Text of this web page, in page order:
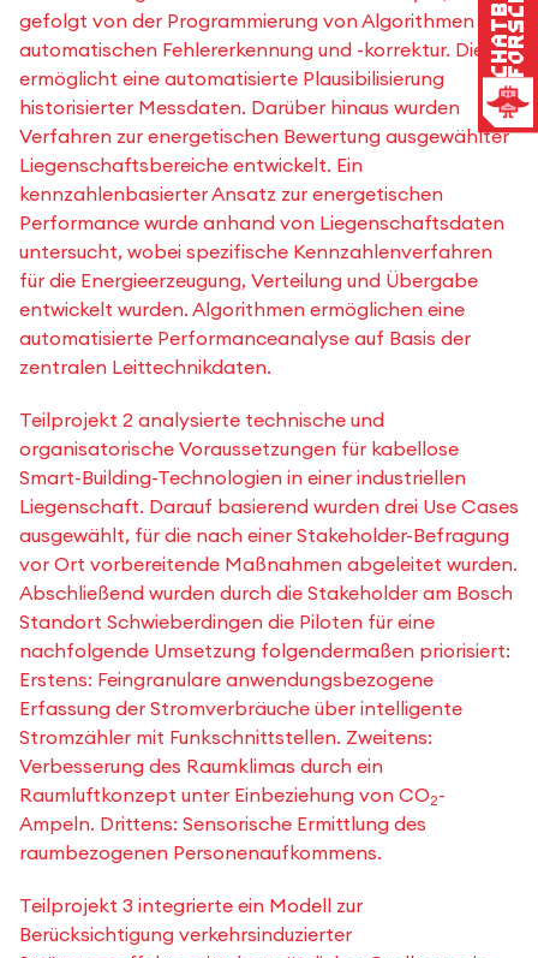
gefolgt von der Programmierung von Algorithmen zur
automatischen Fehlererkennung und -korrektur. Dies
ermöglicht eine automatisierte Plausibilisierung
historisierter Messdaten. Darüber hinaus wurden
Verfahren zur energetischen Bewertung ausgewählter
Liegenschaftsbereiche entwickelt. Ein
kennzahlenbasierter Ansatz zur energetischen
Performance wurde anhand von Liegenschaftsdaten
untersucht, wobei spezifische Kennzahlenverfahren
für die Energieerzeugung, Verteilung und Übergabe
entwickelt wurden. Algorithmen ermöglichen eine
automatisierte Performanceanalyse auf Basis der
zentralen Leittechnikdaten.
Teilprojekt 2 analysierte technische und
organisatorische Voraussetzungen für kabellose
Smart-Building-Technologien in einer industriellen
Liegenschaft. Darauf basierend wurden drei Use Cases
ausgewählt, für die nach einer Stakeholder-Befragung
vor Ort vorbereitende Maßnahmen abgeleitet wurden.
Abschließend wurden durch die Stakeholder am Bosch
Standort Schwieberdingen die Piloten für eine
nachfolgende Umsetzung folgendermaßen priorisiert:
Erstens: Feingranulare anwendungsbezogene
Erfassung der Stromverbräuche über intelligente
Stromzähler mit Funkschnittstellen. Zweitens:
Verbesserung des Raumklimas durch ein
Raumluftkonzept unter Einbeziehung von CO2-
Ampeln. Drittens: Sensorische Ermittlung des
raumbezogenen Personenaufkommens.
Teilprojekt 3 integrierte ein Modell zur
Berücksichtigung verkehrsinduzierter
Chatbot